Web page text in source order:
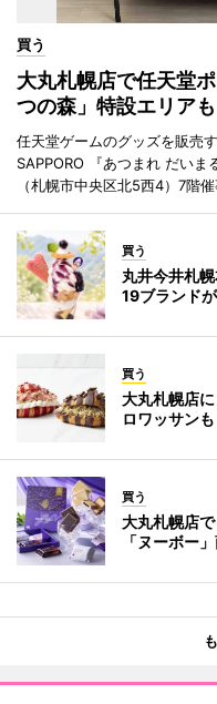
買う
大丸札幌店で任天堂
つの森」特設エリアも
任天堂ゲームのグッズを販売
SAPPORO 『あつまれ だい
（札幌市中央区北5西4）7階催
買う
丸井今井札
19ブランド
買う
大丸札幌店
ロワッサンも
買う
大丸札幌店
「ヌーボー